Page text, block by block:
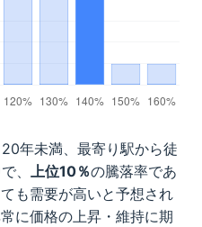
年未満、最寄り駅から徒
、 上位10％の騰落率であ
も需要が高いと予想され
に価格の上昇・維持に期